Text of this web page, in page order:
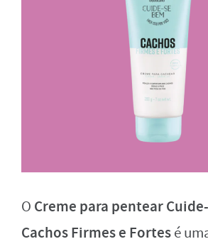
O Creme para pentear
Cachos Firmes e Fortesé